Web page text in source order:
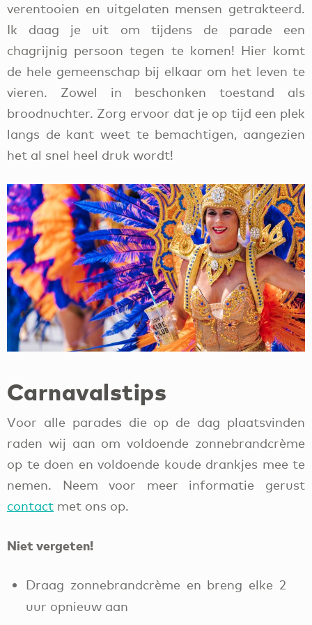
verentooien en uitgelaten mensen getrakteerd.
Ik daag je uit om tijdens de parade een
chagrijnig persoon tegen te komen! Hier komt
de hele gemeenschap bij elkaar om het leven te
vieren. Zowel in beschonken toestand als
broodnuchter. Zorg ervoor dat je op tijd een plek
langs de kant weet te bemachtigen, aangezien
het al snel heel druk wordt!
Carnavalstips
Voor alle parades die op de dag plaatsvinden
raden wij aan om voldoende zonnebrandcrème
op te doen en voldoende koude drankjes mee te
nemen. Neem voor meer informatie gerust
contact met ons op.
Niet vergeten!
Draag zonnebrandcrème en breng elke 2
uur opnieuw aan